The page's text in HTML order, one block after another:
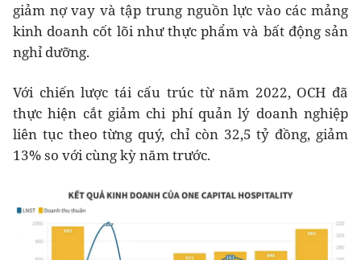
giảm nợ vay và tập trung nguồn lực vào các mảng
kinh doanh cốt lõi như thực phẩm và bất động sản
nghỉ dưỡng.
Với chiến lược tái cấu trúc từ năm 2022, OCH đã
thực hiện cắt giảm chi phí quản lý doanh nghiệp
liên tục theo từng quý, chỉ còn 32,5 tỷ đồng, giảm
13% so với cùng kỳ năm trước.